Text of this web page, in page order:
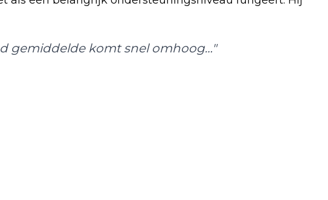
gemiddelde komt snel omhoog…"